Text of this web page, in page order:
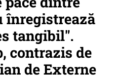
înregistrează
tangibil".
contrazis de
de Externe